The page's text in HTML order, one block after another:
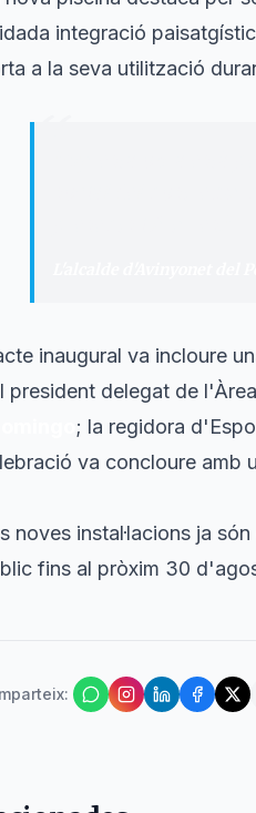
integració
a la seva utilització
“
inaugural va incloure
president delegat de
; la regidora
va concloure amb
noves instal·lacions ja
fins al pròxim 30
: